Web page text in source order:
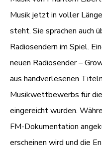
Musik jetzt in voller
steht. Sie sprachen auch
Radiosendern im Spiel.
neuen Radiosender –
aus handverlesenen
Musikwettbewerbs für
eingereicht wurden.
FM-Dokumentation
erscheinen wird und die